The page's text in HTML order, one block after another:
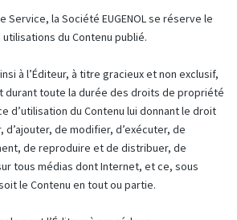
Service, la Société EUGENOL se réserve le
du Contenu publié.
à l’Éditeur, à titre gracieux et non exclusif,
durant toute la durée des droits de propriété
d’utilisation du Contenu lui donnant le droit
d’ajouter, de modifier, d’exécuter, de
de reproduire et de distribuer, de
tous médias dont Internet, et ce, sous
le Contenu en tout ou partie.